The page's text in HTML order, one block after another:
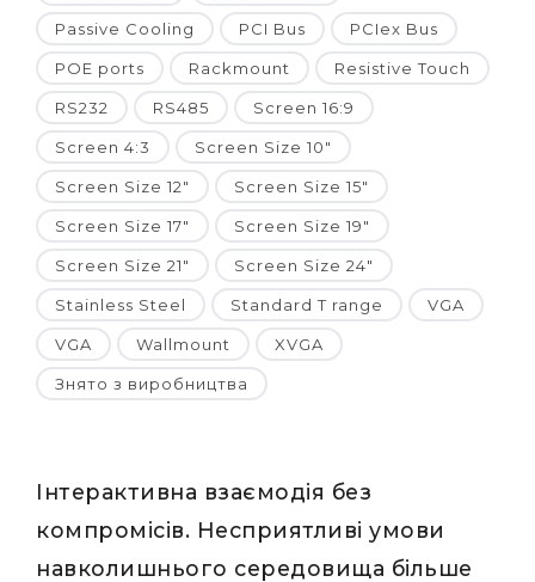
Passive Cooling PCI Bus PCIex Bus
POE ports Rackmount Resistive Touch
RS232 RS485 Screen 16:9
Screen 4:3 Screen Size 10"
Screen Size 12" Screen Size 15"
Screen Size 17" Screen Size 19"
Screen Size 21" Screen Size 24"
Stainless Steel Standard T range VGA
VGA Wallmount XVGA
Знято з виробництва
Інтерактивна взаємодія без
компромісів. Несприятливі умови
навколишнього середовища більше